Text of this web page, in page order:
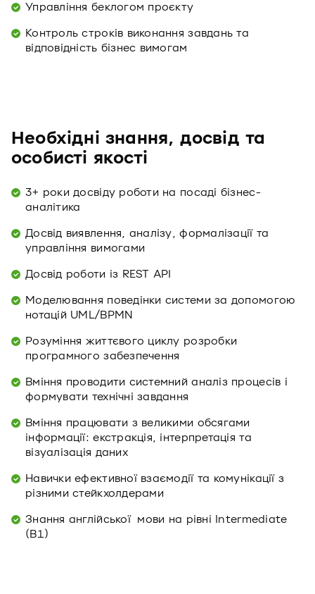
Управління беклогом проєкту
Контроль строків виконання завдань та
відповідність бізнес вимогам
Необхідні знання, досвід та
особисті якості
3+ роки досвіду роботи на посаді бізнес-
аналітика
Досвід виявлення, аналізу, формалізації та
управління вимогами
Досвід роботи із REST API
Моделювання поведінки системи за допомогою
нотацій UML/BPMN
Розуміння життєвого циклу розробки
програмного забезпечення
Вміння проводити системний аналіз процесів і
формувати технічні завдання
Вміння працювати з великими обсягами
інформації: екстракція, інтерпретація та
візуалізація даних
Навички ефективної взаємодії та комунікації з
різними стейкхолдерами
Знання англійської мови на рівні Intermediate
(B1)